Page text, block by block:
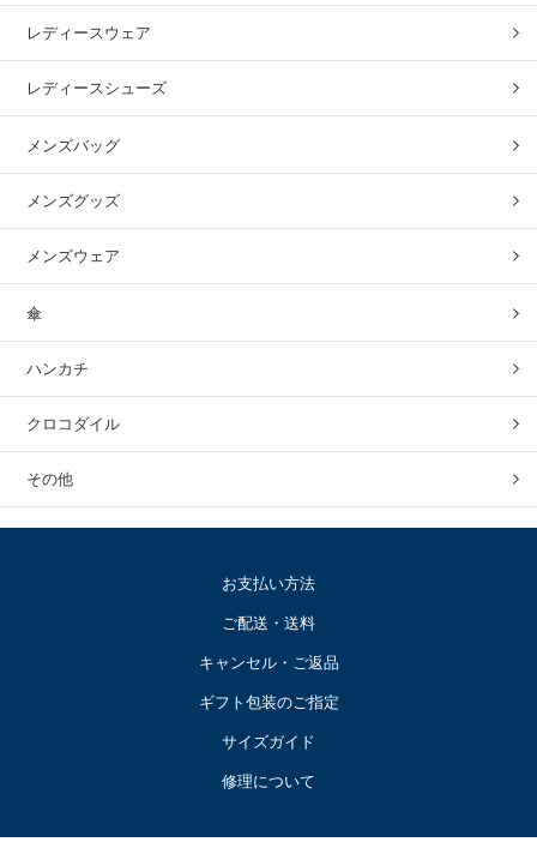
レディースウェア
レディースシューズ
メンズバッグ
メンズグッズ
メンズウェア
傘
ハンカチ
クロコダイル
その他
お支払い方法
ご配送・送料
キャンセル・ご返品
ギフト包装のご指定
サイズガイド
修理について